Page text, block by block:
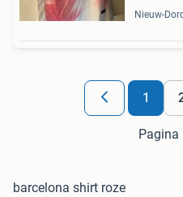
Nieuw-
1
Pagina
barcelona shirt roze